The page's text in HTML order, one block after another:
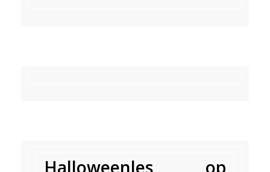
Halloweenles op